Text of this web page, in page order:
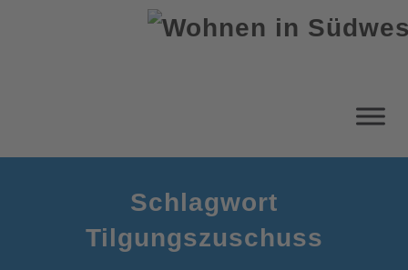
Schlagwort
Tilgungszuschuss